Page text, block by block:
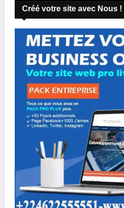
Créé votre site avec Nous !